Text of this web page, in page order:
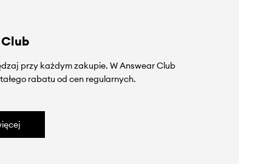
przy każdym zakupie. W Answear Club
rabatu od cen regularnych.